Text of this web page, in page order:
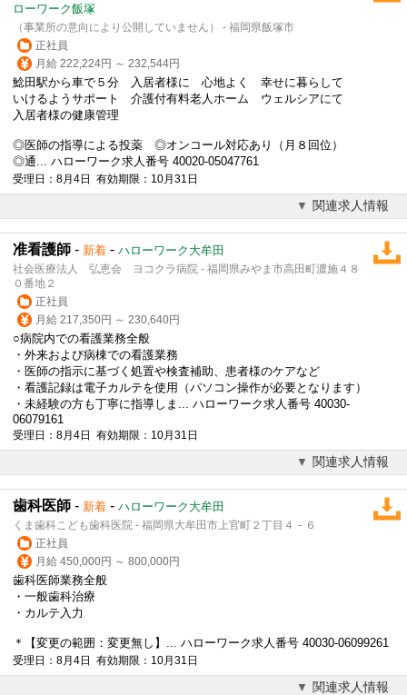
ローワーク飯塚
（事業所の意向により公開していません） - 福岡県飯塚市
正社員
月給 222,224円 ～ 232,544円
鯰田駅から車で５分 入居者様に 心地よく 幸せに暮らして
いけるようサポート 介護付有料老人ホーム ウェルシアにて
入居者様の健康管理
◎医師の指導による投薬 ◎オンコール対応あり（月８回位）
◎通... ハローワーク求人番号 40020-05047761
受理日：8月4日 有効期限：10月31日
関連求人情報
准看護師 - 新着 - ハローワーク大牟田
社会医療法人 弘恵会 ヨコクラ病院 - 福岡県みやま市高田町濃施４８
０番地２
正社員
月給 217,350円 ～ 230,640円
○病院内での看護業務全般
・外来および病棟での看護業務
・ 医師の指示に基づく処置や検査補助、患者様のケアなど
・看護記録は電子カルテを使用（パソコン操作が必要となります）
・未経験の方も丁寧に指導しま... ハローワーク求人番号 40030-
06079161
受理日：8月4日 有効期限：10月31日
関連求人情報
歯科医師 - 新着 - ハローワーク大牟田
くま歯科こども歯科医院 - 福岡県大牟田市上官町２丁目４－６
正社員
月給 450,000円 ～ 800,000円
歯科医師業務全般
・一般歯科治療
・カルテ入力
＊【変更の範囲：変更無し】... ハローワーク求人番号 40030-06099261
受理日：8月4日 有効期限：10月31日
関連求人情報